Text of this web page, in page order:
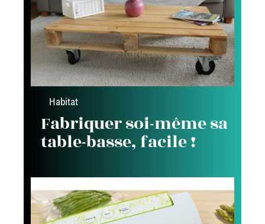
Habitat
Fabriquer soi-même sa
table-basse, facile !